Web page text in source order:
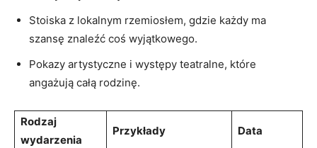
Stoiska z lokalnym rzemiosłem, gdzie każdy ma
szansę znaleźć coś wyjątkowego.
Pokazy artystyczne i występy teatralne, które
angażują całą rodzinę.
Rodzaj
wydarzenia
Przykłady Data